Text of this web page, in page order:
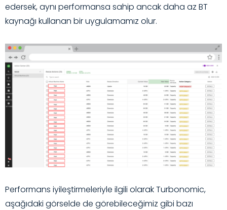
edersek, aynı performansa sahip ancak daha az BT
kaynağı kullanan bir uygulamamız olur.
Performans iyileştirmeleriyle ilgili olarak Turbonomic,
aşağıdaki görselde de görebileceğimiz gibi bazı